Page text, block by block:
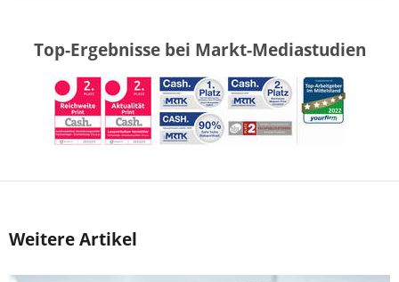
Top-Ergebnisse bei Markt-Mediastudien
Weitere Artikel